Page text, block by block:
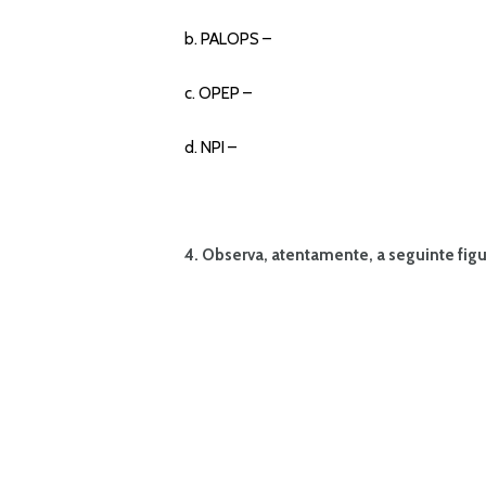
b. PALOPS –
c. OPEP –
d. NPI –
4. Observa, atentamente, a seguinte